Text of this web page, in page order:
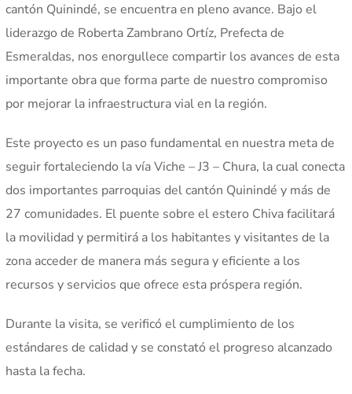
cantón Quinindé, se encuentra en pleno avance. Bajo el
liderazgo de Roberta Zambrano Ortíz, Prefecta de
Esmeraldas, nos enorgullece compartir los avances de esta
importante obra que forma parte de nuestro compromiso
por mejorar la infraestructura vial en la región.
Este proyecto es un paso fundamental en nuestra meta de
seguir fortaleciendo la vía Viche – J3 – Chura, la cual conecta
dos importantes parroquias del cantón Quinindé y más de
27 comunidades. El puente sobre el estero Chiva facilitará
la movilidad y permitirá a los habitantes y visitantes de la
zona acceder de manera más segura y eficiente a los
recursos y servicios que ofrece esta próspera región.
Durante la visita, se verificó el cumplimiento de los
estándares de calidad y se constató el progreso alcanzado
hasta la fecha.